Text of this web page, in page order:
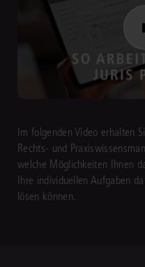
Im folgenden Video erhalten
Rechts- und
welche Möglichkeiten Ihnen
Ihre individuellen Aufgaben
lösen können.